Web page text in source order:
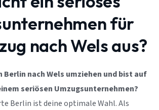
für
nach Wels aus?
Berlin nach Wels umziehen und bist auf
seriösen Umzugsunternehmen?
Berlin ist deine optimale Wahl. Als